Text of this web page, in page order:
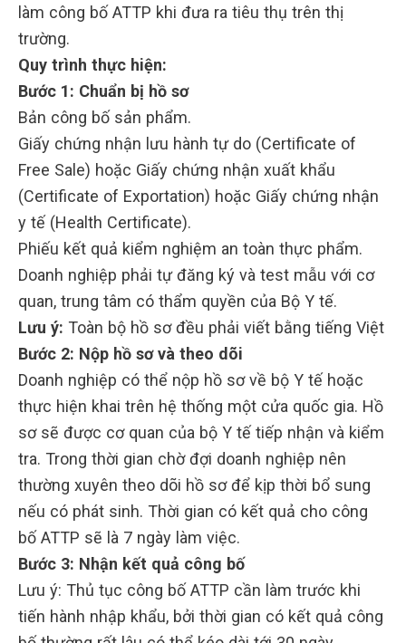
làm công bố ATTP khi đưa ra tiêu thụ trên thị
trường.
Quy trình thực hiện:
Bước 1: Chuẩn bị hồ sơ
Bản công bố sản phẩm.
Giấy chứng nhận lưu hành tự do (Certificate of
Free Sale) hoặc Giấy chứng nhận xuất khẩu
(Certificate of Exportation) hoặc Giấy chứng nhận
y tế (Health Certificate).
Phiếu kết quả kiểm nghiệm an toàn thực phẩm.
Doanh nghiệp phải tự đăng ký và test mẫu với cơ
quan, trung tâm có thẩm quyền của Bộ Y tế.
Lưu ý: Toàn bộ hồ sơ đều phải viết bằng tiếng Việt
Bước 2: Nộp hồ sơ và theo dõi
Doanh nghiệp có thể nộp hồ sơ về bộ Y tế hoặc
thực hiện khai trên hệ thống một cửa quốc gia. Hồ
sơ sẽ được cơ quan của bộ Y tế tiếp nhận và kiểm
tra. Trong thời gian chờ đợi doanh nghiệp nên
thường xuyên theo dõi hồ sơ để kịp thời bổ sung
nếu có phát sinh. Thời gian có kết quả cho công
bố ATTP sẽ là 7 ngày làm việc.
Bước 3: Nhận kết quả công bố
Lưu ý: Thủ tục công bố ATTP cần làm trước khi
tiến hành nhập khẩu, bởi thời gian có kết quả công